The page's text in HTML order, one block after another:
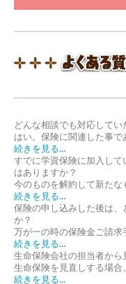
どんな相談でも対応してい
はい。保険に関連した事で
続きを見る...
すでに学資保険に加入し
はありますか？
今のものを解約して新たな
続きを見る...
保険の申し込みした後は
か？
万が一の時の保険金ご請求
続きを見る...
生命保険会社の担当者から
生命保険を見直しする場合
続きを見る...